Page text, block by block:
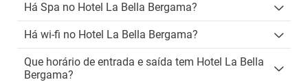
Há Spa no Hotel La Bella Bergama?
Há wi-fi no Hotel La Bella Bergama?
Que horário de entrada e saída tem Hotel La Bella
Bergama?